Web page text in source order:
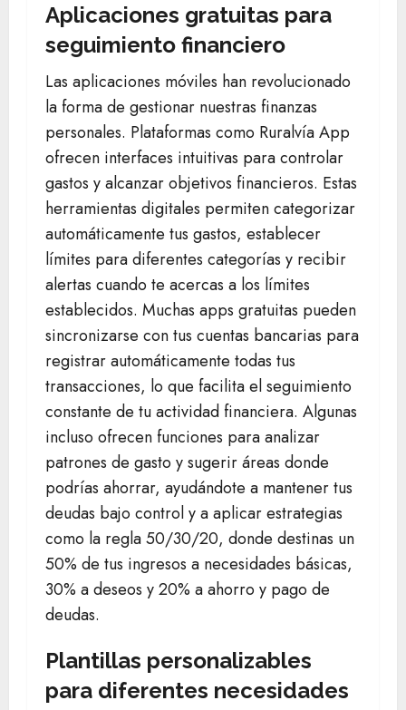
Aplicaciones gratuitas para
seguimiento financiero
Las aplicaciones móviles han revolucionado
la forma de gestionar nuestras finanzas
personales. Plataformas como Ruralvía App
ofrecen interfaces intuitivas para controlar
gastos y alcanzar objetivos financieros. Estas
herramientas digitales permiten categorizar
automáticamente tus gastos, establecer
límites para diferentes categorías y recibir
alertas cuando te acercas a los límites
establecidos. Muchas apps gratuitas pueden
sincronizarse con tus cuentas bancarias para
registrar automáticamente todas tus
transacciones, lo que facilita el seguimiento
constante de tu actividad financiera. Algunas
incluso ofrecen funciones para analizar
patrones de gasto y sugerir áreas donde
podrías ahorrar, ayudándote a mantener tus
deudas bajo control y a aplicar estrategias
como la regla 50/30/20, donde destinas un
50% de tus ingresos a necesidades básicas,
30% a deseos y 20% a ahorro y pago de
deudas.
Plantillas personalizables
para diferentes necesidades